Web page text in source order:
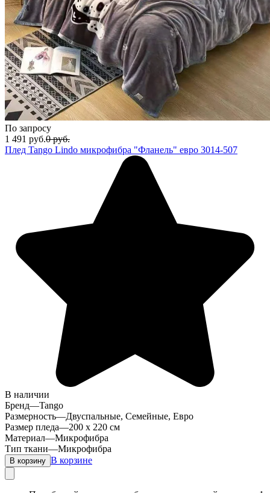
По запросу
1 491 руб.0 руб.
Плед Tango Lindo микрофибра "Фланель" евро 3014-507
В наличии
Бренд—Tango
Размерность—Двуспальные, Семейные, Евро
Размер пледа—200 х 220 см
Материал—Микрофибра
Тип ткани—Микрофибра
В корзину В корзине